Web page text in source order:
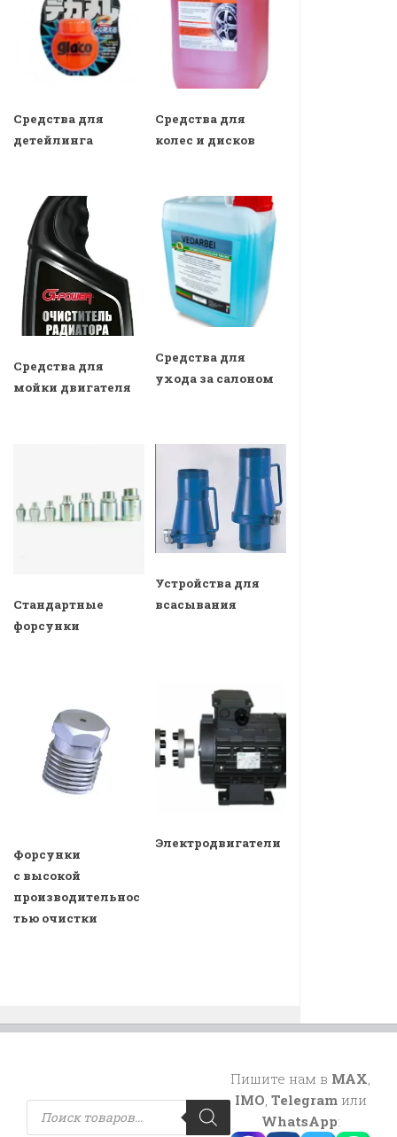
Средства для
детейлинга
Средства для
колес и дисков
Средства для
мойки двигателя
Средства для
ухода за салоном
Стандартные
форсунки
Устройства для
всасывания
Форсунки
с высокой
производительнос
тью очистки
Электродвигатели
Поиск
товаров
Пишите нам в MAX
IMO Telegramили
WhatsApp: